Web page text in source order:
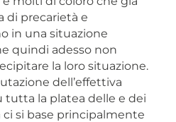
di precarietà e
in una situazione
quindi adesso non
la loro situazione.
dell’effettiva
tutta la platea delle e dei
si base principalmente